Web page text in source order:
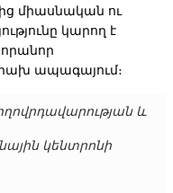
միասնական ու
կարող է
ապագայում։
և
կենտրոնի